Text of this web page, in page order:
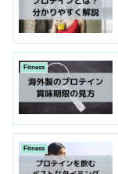
Fitness
Fitness